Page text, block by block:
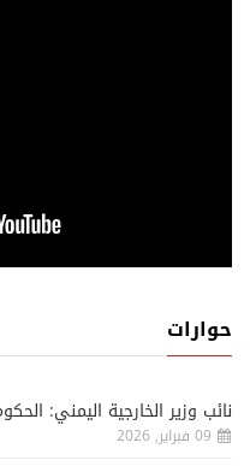
حوارات
نائب وزير الخارجية اليمني:
09 فبراير, 2026